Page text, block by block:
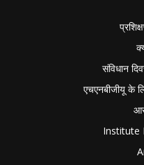
संविधान
एचएनबीजीयू के
Institute